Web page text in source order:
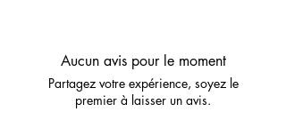
Aucun avis pour le moment
Partagez votre expérience, soyez le
premier à laisser un avis.